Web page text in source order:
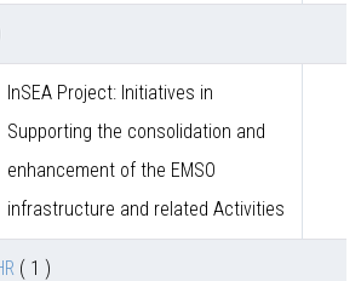
InSEA Project: Initiatives in
Supporting the consolidation and
enhancement of the EMSO
infrastructure and related Activities
( 1 )